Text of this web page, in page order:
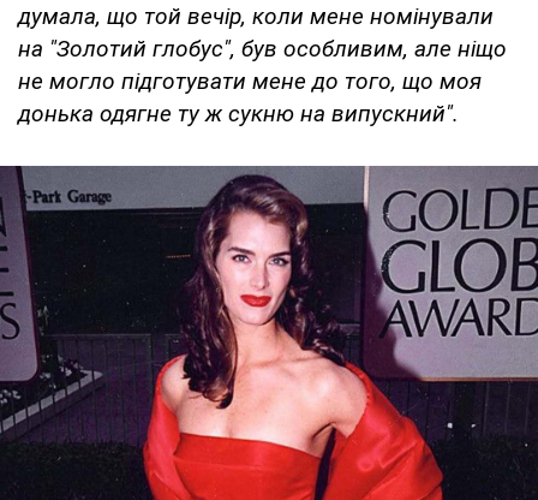
думала, що той вечір, коли мене номінували
на "Золотий глобус", був особливим, але ніщо
не могло підготувати мене до того, що моя
донька одягне ту ж сукню на випускний".